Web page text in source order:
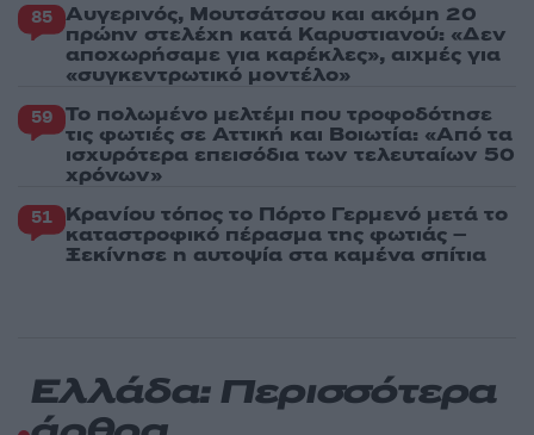
85 Αυγερινός, Μουτσάτσου και ακόμη 20
πρώην στελέχη κατά Καρυστιανού: «Δεν
αποχωρήσαμε για καρέκλες», αιχμές για
«συγκεντρωτικό μοντέλο»
59 Το πολωμένο μελτέμι που τροφοδότησε
τις φωτιές σε Αττική και Βοιωτία: «Από τα
ισχυρότερα επεισόδια των τελευταίων 50
χρόνων»
51 Κρανίου τόπος το Πόρτο Γερμενό μετά το
καταστροφικό πέρασμα της φωτιάς –
Ξεκίνησε η αυτοψία στα καμένα σπίτια
Ελλάδα: Περισσότερα